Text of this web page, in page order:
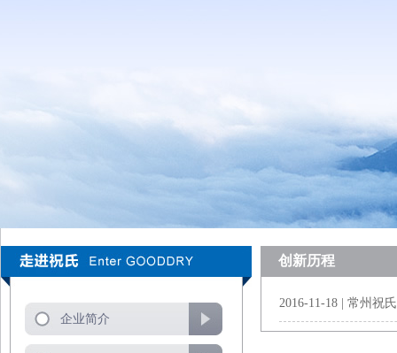
企业简介
创新历程
2016-11-18 | 常州祝